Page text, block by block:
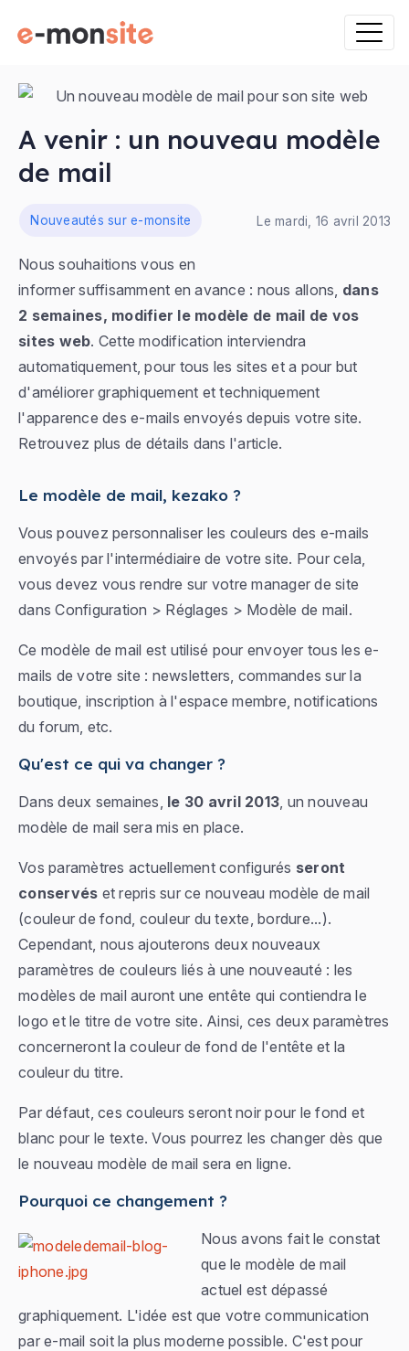
A venir : un nouveau modèle
de mail
Le mardi, 16 avril 2013
Nouveautés sur e-monsite
Nous souhaitions vous en
informer suffisamment en avance : nous allons, dans
2 semaines, modifier le modèle de mail de vos
sites web. Cette modification interviendra
automatiquement, pour tous les sites et a pour but
d'améliorer graphiquement et techniquement
l'apparence des e-mails envoyés depuis votre site.
Retrouvez plus de détails dans l'article.
Le modèle de mail, kezako ?
Vous pouvez personnaliser les couleurs des e-mails
envoyés par l'intermédiaire de votre site. Pour cela,
vous devez vous rendre sur votre manager de site
dansConfiguration > Réglages > Modèle de mail.
Ce modèle de mail est utilisé pour envoyer tous les e-
mails de votre site : newsletters, commandes sur la
boutique, inscription à l'espace membre, notifications
du forum, etc.
Qu'est ce qui va changer ?
Dans deux semaines, le 30 avril 2013 , un nouveau
modèle de mail sera mis en place.
Vos paramètres actuellement configurés seront
conservés et repris sur ce nouveau modèle de mail
(couleur de fond, couleur du texte, bordure...).
Cependant, nous ajouterons deux nouveaux
paramètres de couleurs liés à une nouveauté : les
modèles de mail auront une entête qui contiendra le
logo et le titre de votre site. Ainsi, ces deux paramètres
concerneront la couleur de fond de l'entête et la
couleur du titre.
Par défaut, ces couleurs seront noir pour le fond et
blanc pour le texte. Vous pourrez les changer dès que
le nouveau modèle de mail sera en ligne.
Pourquoi ce changement ?
Nous avons fait le constat
que le modèle de mail
actuel est dépassé
graphiquement. L'idée est que votre communication
par e-mail soit la plus moderne possible. C'est pour